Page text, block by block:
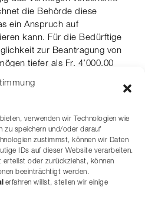
verwenden wir Technologien wie
zu speichern und/oder darauf
zustimmst, können wir Daten
IDs auf dieser Website verarbeiten.
erteilst oder zurückziehst, können
beeinträchtigt werden.
erfahren willst, stellen wir einige
die Behörde diese
ein Anspruch auf
kann. Für die Bedürftige
zur Beantragung von
tiefer als Fr. 4’000.00
prüfen, ob Verwandte aufgrund
Beitrag leisten müssten.
Personen im
ist. In solchen
die Frage eines
zu Fragen der